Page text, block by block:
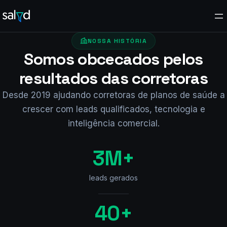
para
o
NOSSA HISTÓRIA
Somos obcecados pelos
resultados das corretoras
Desde 2019 ajudando corretoras de planos de saúde a
crescer com leads qualificados, tecnologia e
inteligência comercial.
3M+
leads gerados
40+